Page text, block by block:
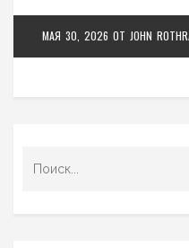
МАЯ 30, 2026 ОТ JOHN